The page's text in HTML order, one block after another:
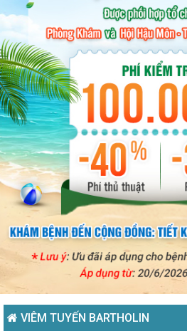
VIÊM TUYẾN BARTHOLIN